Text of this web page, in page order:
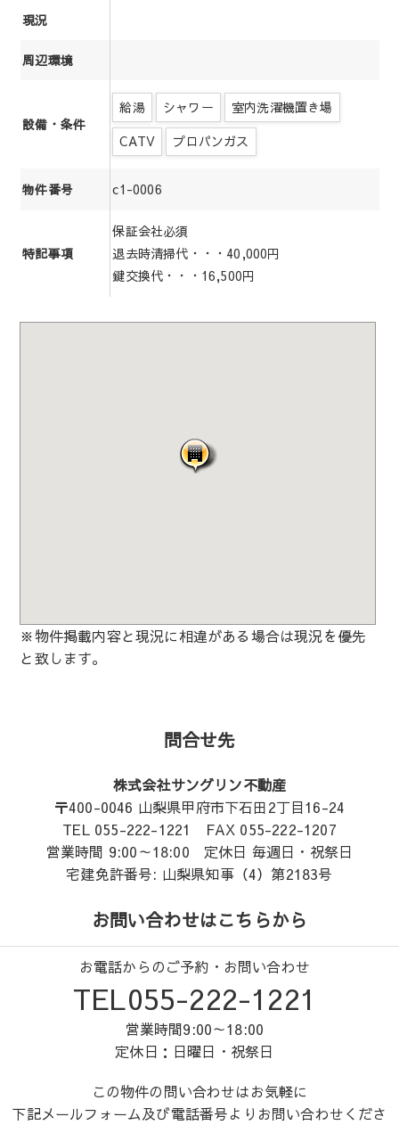
現況
周辺環境
設備・条件
給湯 シャワー
室内洗濯機置き場
CATV
プロパンガス
物件番号 c1-0006
特記事項
保証会社必須
退去時清掃代・・・40,000円
鍵交換代・・・16,500円
※物件掲載内容と現況に相違がある場合は現況を優先
と致します。
問合せ先
株式会社サングリン不動産
〒400-0046 山梨県甲府市下石田2丁目16-24
TEL 055-222-1221 FAX 055-222-1207
営業時間 9:00～18:00 定休日 毎週日・祝祭日
宅建免許番号: 山梨県知事（4）第2183号
お問い合わせはこちらから
お電話からのご予約・お問い合わせ
TEL055-222-1221
営業時間9:00～18:00
定休日：日曜日・祝祭日
この物件の問い合わせはお気軽に
下記メールフォーム及び電話番号よりお問い合わせくださ